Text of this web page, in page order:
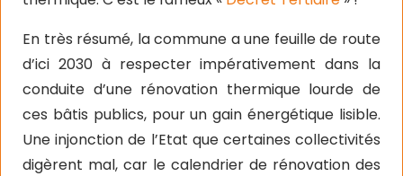
En très résumé, la commune a une feuille de route
d’ici 2030 à respecter impérativement dans la
conduite d’une rénovation thermique lourde de
ces bâtis publics, pour un gain énergétique lisible.
Une injonction de l’Etat que certaines collectivités
digèrent mal, car le calendrier de rénovation des